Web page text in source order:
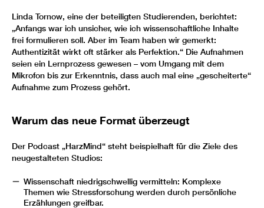
Linda Tornow, eine der beteiligten Studierenden, berichtet:
„Anfangs war ich unsicher, wie ich wissenschaftliche Inhalte
frei formulieren soll. Aber im Team haben wir gemerkt:
Authentizität wirkt oft stärker als Perfektion.“ Die Aufnahmen
seien ein Lernprozess gewesen – vom Umgang mit dem
Mikrofon bis zur Erkenntnis, dass auch mal eine „gescheiterte“
Aufnahme zum Prozess gehört.
Warum das neue Format überzeugt
Der Podcast „HarzMind“ steht beispielhaft für die Ziele des
neugestalteten Studios:
Wissenschaft niedrigschwellig vermitteln: Komplexe
Themen wie Stressforschung werden durch persönliche
Erzählungen greifbar.